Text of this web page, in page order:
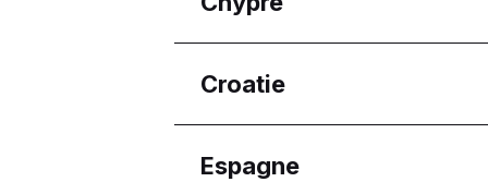
Burgas
Pleven
Régions
Ammochostos
Lemesos
Croatie
Régions
Espagne